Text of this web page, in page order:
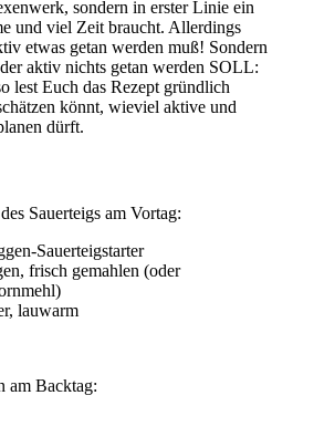
sondern in erster Linie ein
und viel Zeit braucht. Allerdings
etwas getan werden muß! Sondern
aktiv nichts getan werden SOLL:
lest Euch das Rezept gründlich
könnt, wieviel aktive und
dürft.
Sauerteigs am Vortag:
Sauerteigstarter
frisch gemahlen (oder
lauwarm
am Backtag: